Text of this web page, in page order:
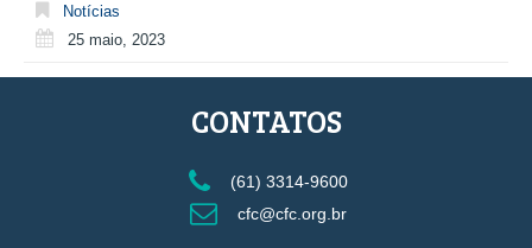
Notícias
25 maio, 2023
CONTATOS
(61) 3314-9600
cfc@cfc.org.br